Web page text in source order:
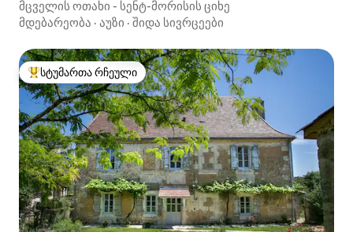
მცველის ოთახი - სენტ-მორისის ციხე
მდებარეობა · აუზი · შიდა სივრცეები
სტუმართა რჩეული მოწინავე ვარიანტი
სტუმართა რჩეული